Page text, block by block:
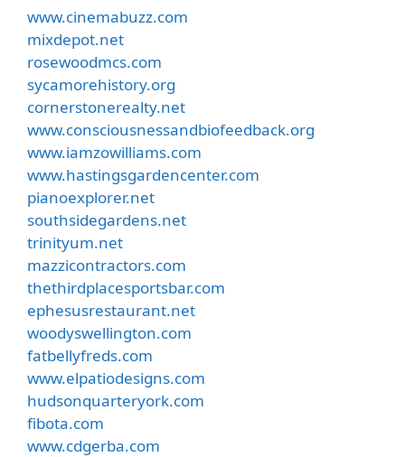
www.cinemabuzz.com
mixdepot.net
rosewoodmcs.com
sycamorehistory.org
cornerstonerealty.net
www.consciousnessandbiofeedback.org
www.iamzowilliams.com
www.hastingsgardencenter.com
pianoexplorer.net
southsidegardens.net
trinityum.net
mazzicontractors.com
thethirdplacesportsbar.com
ephesusrestaurant.net
woodyswellington.com
fatbellyfreds.com
www.elpatiodesigns.com
hudsonquarteryork.com
fibota.com
www.cdgerba.com